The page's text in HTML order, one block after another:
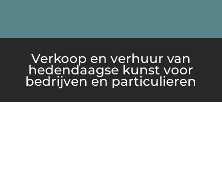
Verkoop en verhuur van
hedendaagse kunst voor
bedrijven en particulieren